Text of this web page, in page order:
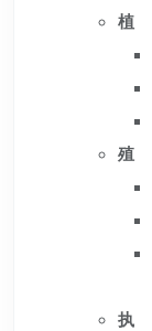
植
殖
执